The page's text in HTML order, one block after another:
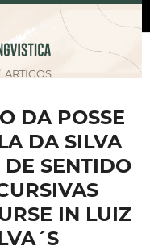
ARTIGOS
DA POSSE
DA SILVA
SENTIDO
IN LUIZ